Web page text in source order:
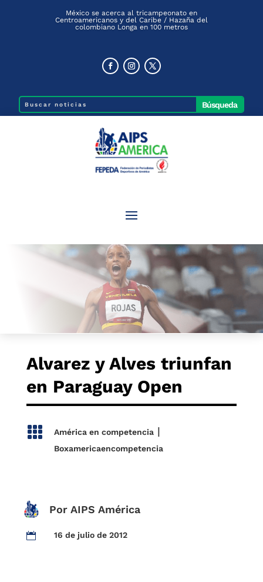
México se acerca al tricampeonato en
Centroamericanos y del Caribe / Hazaña del
colombiano Longa en 100 metros
Alvarez y Alves triunfan
en Paraguay Open
 América en competencia|
Boxamericaencompetencia
Por AIPS América
 16 de julio de 2012